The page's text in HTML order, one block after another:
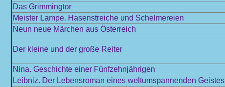
Das Grimmingtor
Meister Lampe. Hasenstreiche und Schelmereien
Neun neue Märchen aus Österreich
Der kleine und der große Reiter
Nina. Geschichte einer Fünfzehnjährigen
Leibniz. Der Lebensroman eines weltumspannenden Geistes